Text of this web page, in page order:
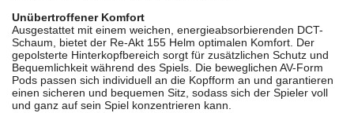
Unübertroffener Komfort
Ausgestattet mit einem weichen, energieabsorbierenden DCT-
Schaum, bietet der Re-Akt 155 Helm optimalen Komfort. Der
gepolsterte Hinterkopfbereich sorgt für zusätzlichen Schutz und
Bequemlichkeit während des Spiels. Die beweglichen AV-Form
Pods passen sich individuell an die Kopfform an und garantieren
einen sicheren und bequemen Sitz, sodass sich der Spieler voll
und ganz auf sein Spiel konzentrieren kann.